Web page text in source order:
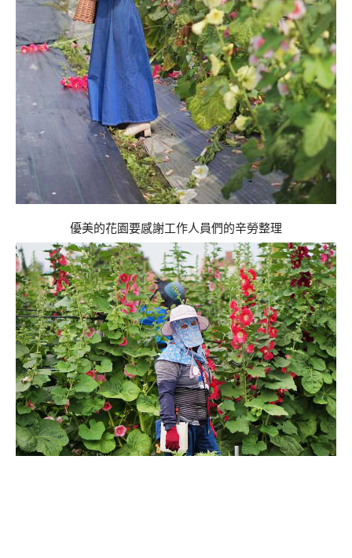
優美的花園要感謝工作人員們的辛勞整理